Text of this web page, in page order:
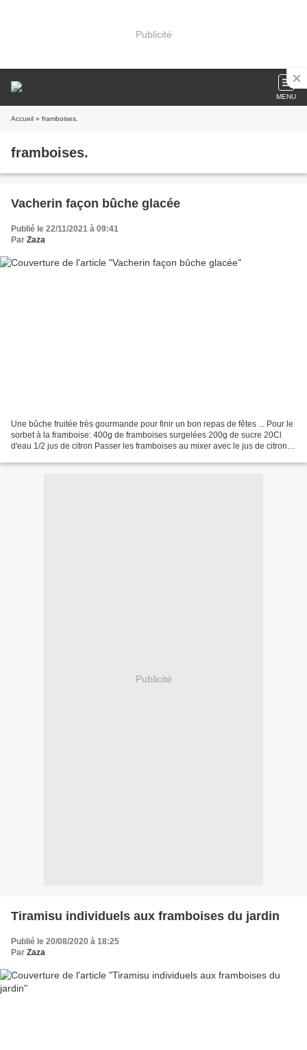
Publicité
MENU
Accueil » framboises.
framboises.
Vacherin façon bûche glacée
Publié le 22/11/2021 à 09:41
Par Zaza
Une bûche fruitée très gourmande pour finir un bon repas de fêtes ... Pour le
sorbet à la framboise: 400g de framboises surgelées 200g de sucre 20Cl
d'eau 1/2 jus de citron Passer les framboises au mixer avec le jus de citron
Publicité
Tiramisu individuels aux framboises du jardin
Publié le 20/08/2020 à 18:25
Par Zaza